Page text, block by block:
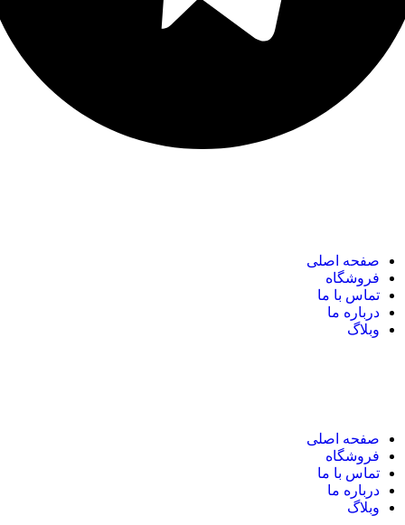
صفحه اصلی
فروشگاه
تماس با ما
درباره ما
وبلاگ
صفحه اصلی
فروشگاه
تماس با ما
درباره ما
وبلاگ